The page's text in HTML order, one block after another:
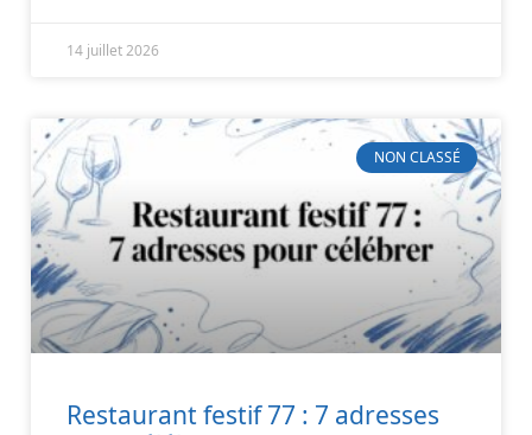
14 juillet 2026
NON CLASSÉ
Restaurant festif 77 : 7 adresses